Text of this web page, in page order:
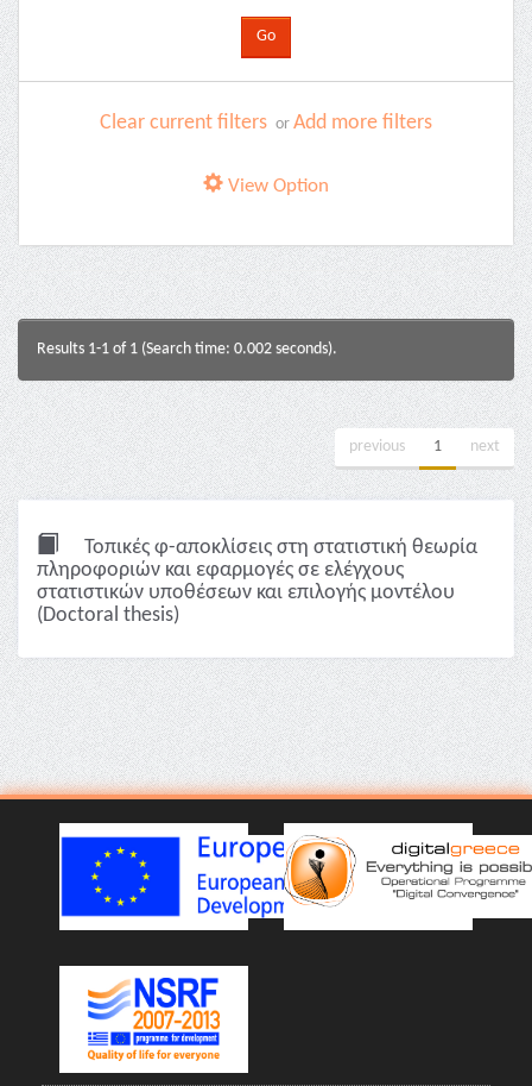
Clear current filters or Add more filters
View Option
Results 1-1 of 1 (Search time: 0.002 seconds).
previous 1 next
Τοπικές φ-αποκλίσεις στη στατιστική θεωρία
πληροφοριών και εφαρμογές σε ελέγχους
στατιστικών υποθέσεων και επιλογής μοντέλου
(Doctoral thesis)